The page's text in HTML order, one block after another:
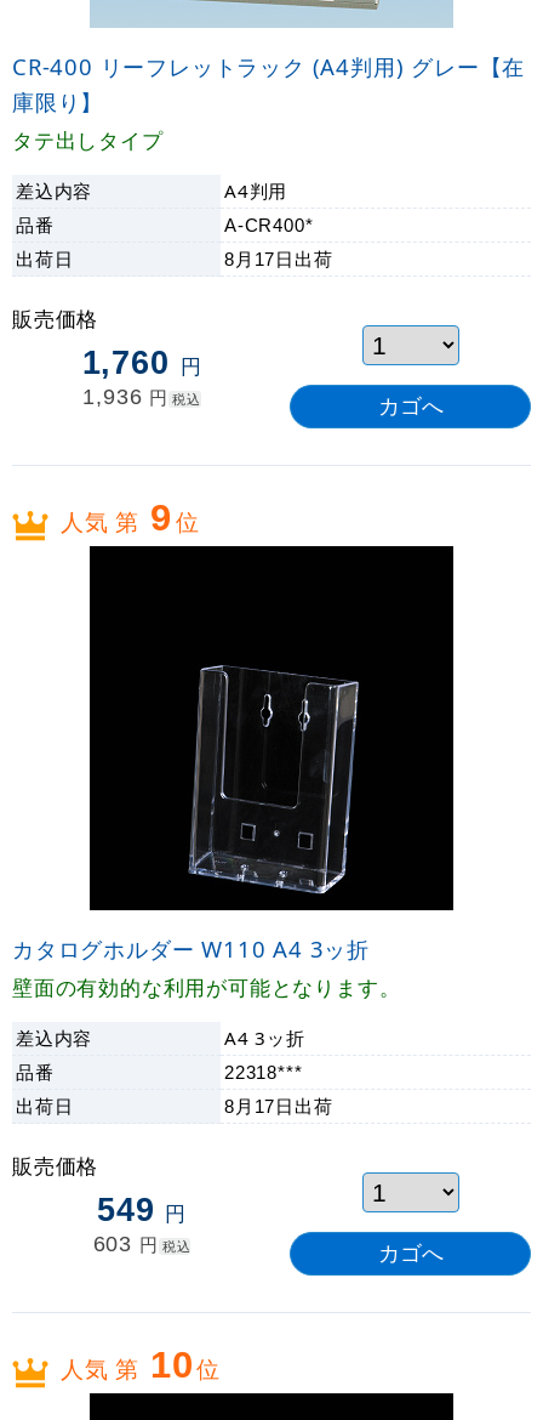
CR-400 リーフレットラック (A4判用) グレー【在
庫限り】
タテ出しタイプ
差込内容
A4判用
品番
A-CR400*
出荷日 8月17日 出荷
販売価格
1,760 円
1,936 円 税込
人気 第 9位
カタログホルダー W110 A4 3ッ折
壁面の有効的な利用が可能となります。
差込内容
A4 3ッ折
品番
22318***
出荷日 8月17日 出荷
販売価格
549 円
603 円 税込
人気 第 10位